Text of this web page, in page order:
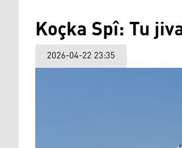
Koçka Spî: Tu
2026-04-22 23:35